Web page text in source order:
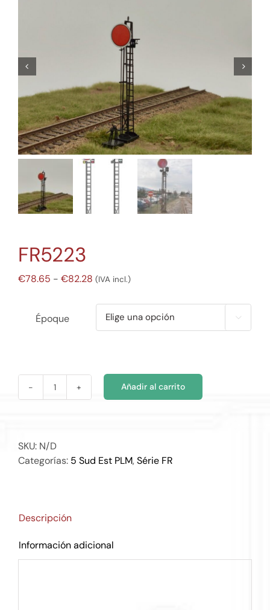
FR5223
€78.65 - €82.28 Rango
precios:
desde
(IVA incl.)
Époque 
FR5223
Añadir al carrito
SKU: N/D
Categorías: 5 Sud Est PLM,Série FR
Descripción
Información adicional